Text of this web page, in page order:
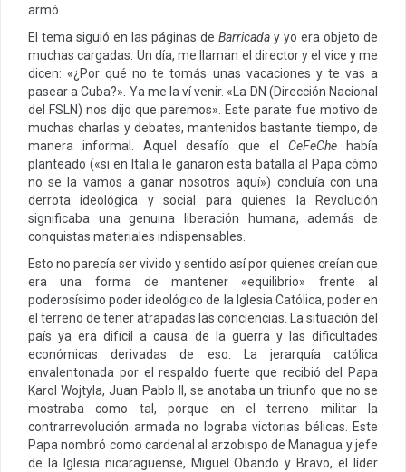
armó.
El tema siguió en las páginas de Barricada y yo era objeto de
muchas cargadas. Un día, me llaman el director y el vice y me
dicen: «¿Por qué no te tomás unas vacaciones y te vas a
pasear a Cuba?». Ya me la ví venir. «La DN (Dirección Nacional
del FSLN) nos dijo que paremos». Este parate fue motivo de
muchas charlas y debates, mantenidos bastante tiempo, de
manera informal. Aquel desafío que el CeFeChe
había
planteado («si en Italia le ganaron esta batalla al Papa cómo
no se la vamos a ganar nosotros aquí») concluía con una
derrota ideológica y social para quienes la Revolución
significaba una genuina liberación humana, además de
conquistas materiales indispensables.
Esto no parecía ser vivido y sentido así por quienes creían que
era una forma de mantener «equilibrio» frente al
poderosísimo poder ideológico de la Iglesia Católica, poder en
el terreno de tener atrapadas las conciencias. La situación del
país ya era difícil a causa de la guerra y las dificultades
económicas derivadas de eso. La jerarquía católica
envalentonada por el respaldo fuerte que recibió del Papa
Karol Wojtyla, Juan Pablo II, se anotaba un triunfo que no se
mostraba como tal, porque en el terreno militar la
contrarrevolución armada no lograba victorias bélicas. Este
Papa nombró como cardenal al arzobispo de Managua y jefe
de la Iglesia nicaragüense, Miguel Obando y Bravo, el líder